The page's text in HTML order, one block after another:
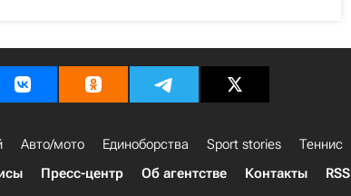
Авто/мото Единоборства Sport stories Теннис
Пресс-центр Об агентстве Контакты RSS